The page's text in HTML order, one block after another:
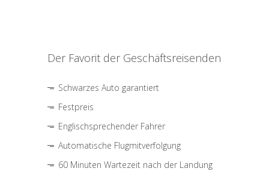
Der Favorit der Geschäftsreisenden
Schwarzes Auto garantiert
Festpreis
Englischsprechender Fahrer
Automatische Flugmitverfolgung
60 Minuten Wartezeit nach der Landung